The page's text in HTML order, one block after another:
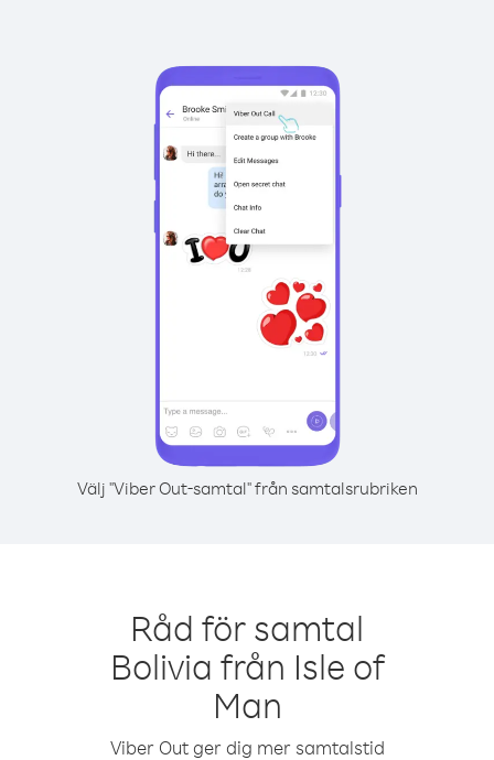
Välj "Viber Out-samtal" från samtalsrubriken
Råd för samtal
Bolivia från Isle of
Man
Viber Out ger dig mer samtalstid